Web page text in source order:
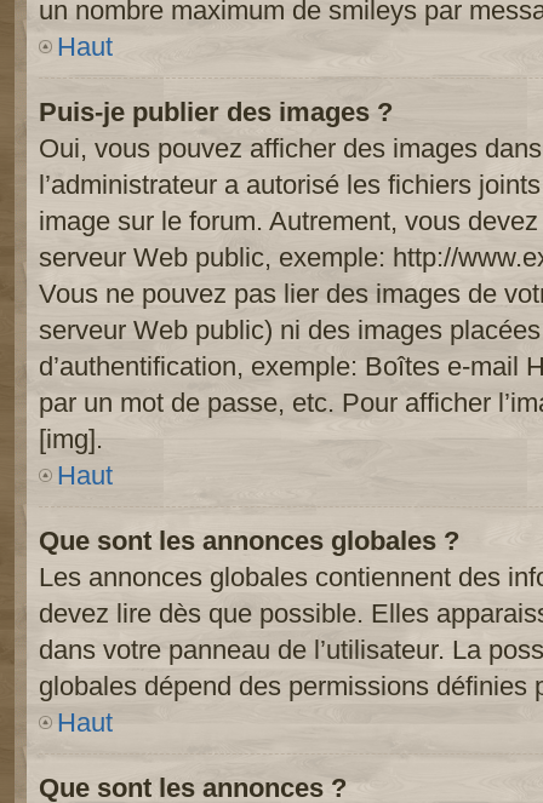
un nombre maximum de smileys par
Haut
Puis-je publier des images ?
Oui, vous pouvez afficher des images
l’administrateur a autorisé les fichiers
image sur le forum. Autrement, vous
serveur Web public, exemple: http://
Vous ne pouvez pas lier des images de
serveur Web public) ni des images
d’authentification, exemple: Boîtes e-mail
par un mot de passe, etc. Pour afficher
[img].
Haut
Que sont les annonces globales ?
Les annonces globales contiennent des
devez lire dès que possible. Elles
dans votre panneau de l’utilisateur. La
globales dépend des permissions définies
Haut
Que sont les annonces ?